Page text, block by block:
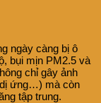
ngày càng bị ô
bụi mịn PM2.5 và
chỉ gây ảnh
dị ứng…) mà còn
tập trung.